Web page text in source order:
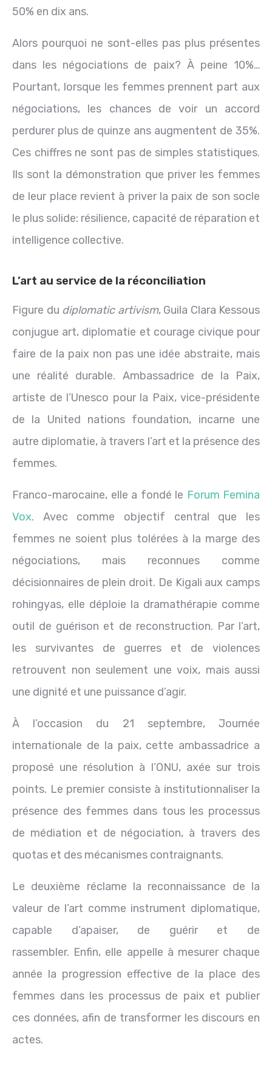
50% en dix ans.
Alors pourquoi ne sont-elles pas plus présentes
dans les négociations de paix? À peine 10%…
Pourtant, lorsque les femmes prennent part aux
négociations, les chances de voir un accord
perdurer plus de quinze ans augmentent de 35%.
Ces chiffres ne sont pas de simples statistiques.
Ils sont la démonstration que priver les femmes
de leur place revient à priver la paix de son socle
le plus solide: résilience, capacité de réparation et
intelligence collective.
L’art au service de la réconciliation
Figure du diplomatic artivism, Guila Clara Kessous
conjugue art, diplomatie et courage civique pour
faire de la paix non pas une idée abstraite, mais
une réalité durable. Ambassadrice de la Paix,
artiste de l’Unesco pour la Paix, vice-présidente
de la United nations foundation, incarne une
autre diplomatie, à travers l’art et la présence des
femmes.
Franco-marocaine, elle a fondé le Forum Femina
Vox. Avec comme objectif central que les
femmes ne soient plus tolérées à la marge des
négociations, mais reconnues comme
décisionnaires de plein droit. De Kigali aux camps
rohingyas, elle déploie la dramathérapie comme
outil de guérison et de reconstruction. Par l’art,
les survivantes de guerres et de violences
retrouvent non seulement une voix, mais aussi
une dignité et une puissance d’agir.
À l’occasion du 21 septembre, Journée
internationale de la paix, cette ambassadrice a
proposé une résolution à l’ONU, axée sur trois
points. Le premier consiste à institutionnaliser la
présence des femmes dans tous les processus
de médiation et de négociation, à travers des
quotas et des mécanismes contraignants.
Le deuxième réclame la reconnaissance de la
valeur de l’art comme instrument diplomatique,
capable d’apaiser, de guérir et de
rassembler. Enfin, elle appelle à mesurer chaque
année la progression effective de la place des
femmes dans les processus de paix et publier
ces données, afin de transformer les discours en
actes.